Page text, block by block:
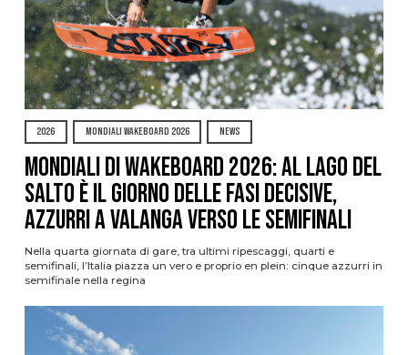
2026 MONDIALI WAKEBOARD 2026 NEWS
Mondiali di Wakeboard 2026: al Lago del
Salto è il giorno delle fasi decisive,
azzurri a valanga verso le semifinali
Nella quarta giornata di gare, tra ultimi ripescaggi, quarti e
semifinali, l’Italia piazza un vero e proprio en plein: cinque azzurri in
semifinale nella regina